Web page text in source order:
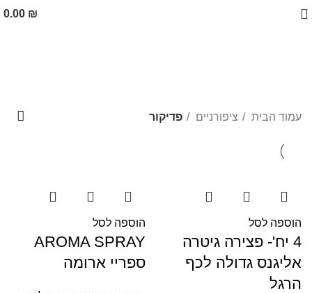
0.00 ₪
עמוד הבית ציפורניים פדיקור
הוספה לסל
4 יח'- פצירה גיטרה
אליגנס גדולה לכף
הרגל
הוספה לסל
AROMA SPRAY
ספריי ארומה